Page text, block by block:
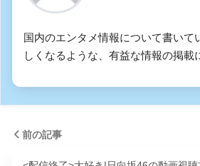
国内のエンタメ情報について書いて
しくなるような、有益な情報の掲載
前の記事